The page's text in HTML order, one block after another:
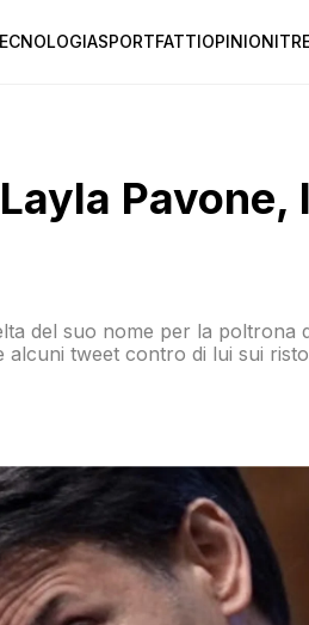
SPORTFATTIOPINIONI
Pavone,
del suo nome per la poltrona
tweet contro di lui sui